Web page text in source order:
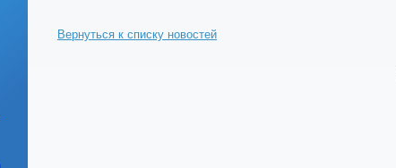
Вернуться к списку новостей